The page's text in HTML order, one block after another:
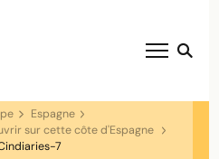
Espagne
sur cette côte d'Espagne
7